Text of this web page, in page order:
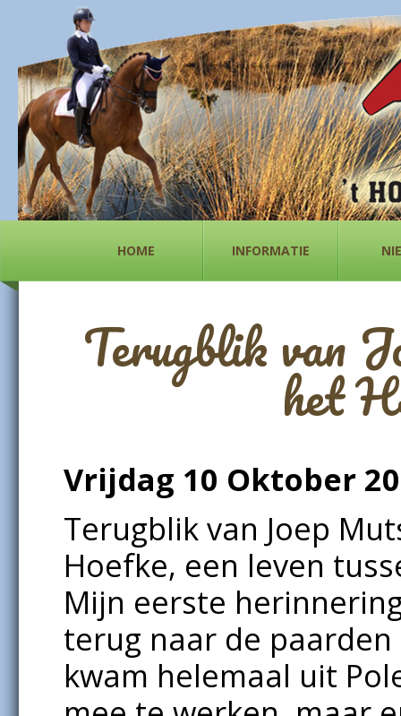
HOME INFORMATIE
Terugblik van
het
Vrijdag 10 Oktober
Terugblik van Joep
Hoefke, een leven
Mijn eerste
terug naar de
kwam helemaal uit